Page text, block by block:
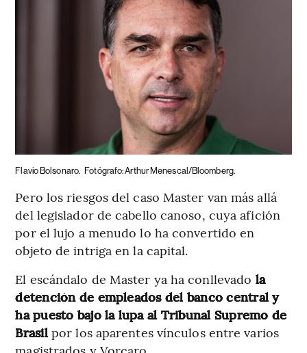
Flavio Bolsonaro. Fotógrafo: Arthur Menescal/Bloomberg.
Pero los riesgos del caso Master van más allá
del legislador de cabello canoso, cuya afición
por el lujo a menudo lo ha convertido en
objeto de intriga en la capital.
El escándalo de Master ya ha conllevado la
detención de empleados del banco central y
ha puesto bajo la lupa al Tribunal Supremo de
Brasilpor los aparentes vínculos entre varios